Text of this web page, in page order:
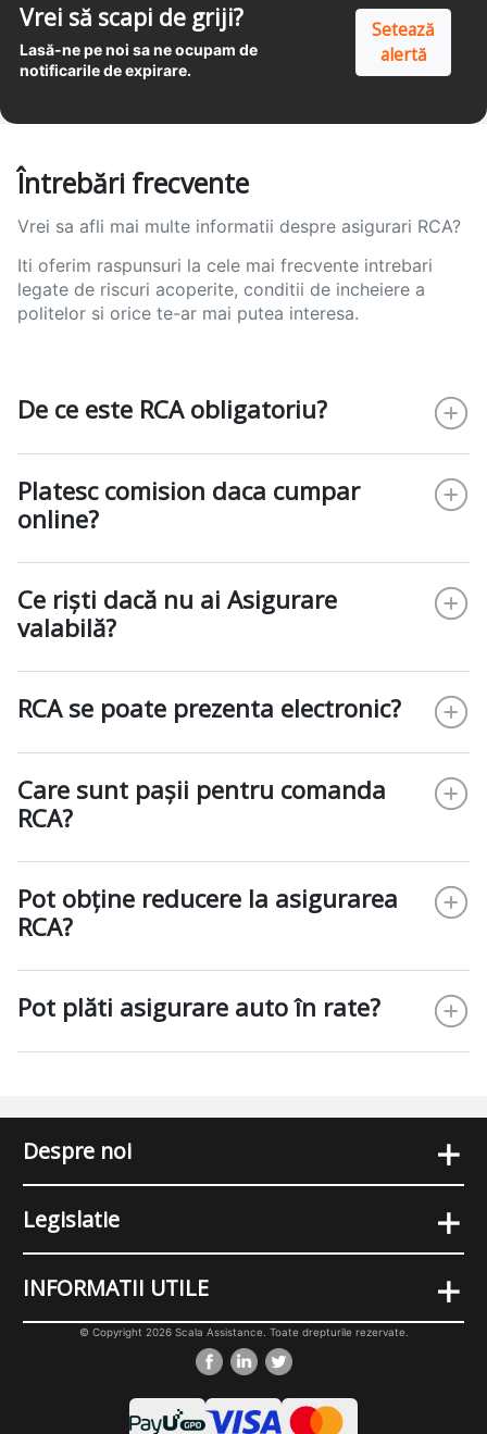
Vrei să scapi de griji?
Lasă-ne pe noi sa ne ocupam de
notificarile de expirare.
Setează
alertă
Întrebări frecvente
Vrei sa afli mai multe informatii despre asigurari RCA?
Iti oferim raspunsuri la cele mai frecvente intrebari
legate de riscuri acoperite, conditii de incheiere a
politelor si orice te-ar mai putea interesa.
De ce este RCA obligatoriu?
Platesc comision daca cumpar
online?
Ce riști dacă nu ai Asigurare
valabilă?
RCA se poate prezenta electronic?
Care sunt pașii pentru comanda
RCA?
Pot obține reducere la asigurarea
RCA?
Pot plăti asigurare auto în rate?
Despre noi +
Legislatie +
INFORMATII UTILE +
© Copyright 2026 Scala Assistance. Toate drepturile rezervate.